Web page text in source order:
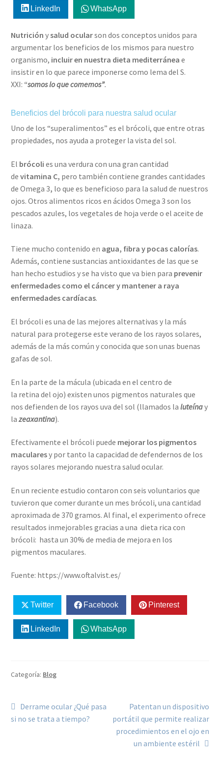
LinkedIn WhatsApp
Nutrición ysalud ocularson dos conceptos unidos para
argumentar los beneficios de los mismos para nuestro
organismo, incluir en nuestra dieta mediterránea e
insistir en lo que parece imponerse como lema del S.
XXI: “somos lo que comemos”.
Beneficios del brócoli para nuestra salud ocular
Uno de los “superalimentos” es el brócoli, que entre otras
propiedades, nos ayuda a proteger la vista del sol.
El brócoli es una verdura con una gran cantidad
devitamina C, pero también contiene grandes cantidades
de Omega 3, lo que es beneficioso para la salud de nuestros
ojos. Otros alimentos ricos en ácidos Omega 3 son los
pescados azules, los vegetales de hoja verde o el aceite de
linaza.
Tiene mucho contenido en agua, fibra y pocas calorías.
Además, contiene sustancias antioxidantes de las que se
han hecho estudios y se ha visto que va bien para prevenir
enfermedades como el cáncer y mantener a raya
enfermedades cardíacas.
El brócoli es una de las mejores alternativas y la más
natural para protegerse este verano de los rayos solares,
además de la más común y conocida que son unas buenas
gafas de sol.
En la parte de la mácula (ubicada en el centro de
la retina del ojo) existen unos pigmentos naturales que
nos defienden de los rayos uva del sol (llamados la luteínay
lazeaxantina).
Efectivamente el brócoli puede mejorar los pigmentos
macularesy por tanto la capacidad de defendernos de los
rayos solares mejorando nuestra salud ocular.
En un reciente estudio contaron con seis voluntarios que
tuvieron que comer durante un mes brócoli, una cantidad
aproximada de 370 gramos. Al final, el experimento ofrece
resultados inmejorables gracias a una dieta rica con
brócoli: hasta un 30% de media de mejora en los
pigmentos maculares.
Fuente: https://www.oftalvist.es/
Twitter Facebook Pinterest
LinkedIn WhatsApp
Categoría: Blog
Derrame ocular ¿Qué pasa
si no se trata a tiempo?
Patentan un dispositivo
portátil que permite realizar
procedimientos en el ojo en
un ambiente estéril